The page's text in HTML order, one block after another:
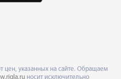
цен, указанных на сайте. Обращаем
носит исключительно